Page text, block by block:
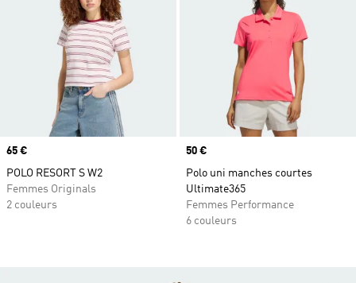
Prix
65 €
POLO RESORT S W2
Femmes Originals
2 couleurs
Prix
50 €
Polo uni manches courtes
Ultimate365
Femmes Performance
6 couleurs